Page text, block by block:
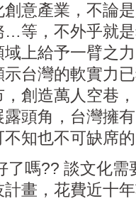
意產業，不論
…等，不外乎就
上給予一臂之
台灣的軟實力
創造萬人空巷
頭角，台灣擁
知也不可缺席
了嗎?? 談文化
畫，花費近十